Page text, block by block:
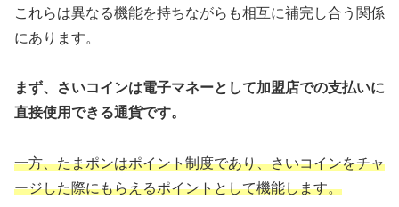
これらは異なる機能を持ちながらも相互に補完し合う関係
にあります。
まず、さいコインは電子マネーとして加盟店での支払いに
直接使用できる通貨です。
一方、たまポンはポイント制度であり、さいコインをチャ
ージした際にもらえるポイントとして機能します。